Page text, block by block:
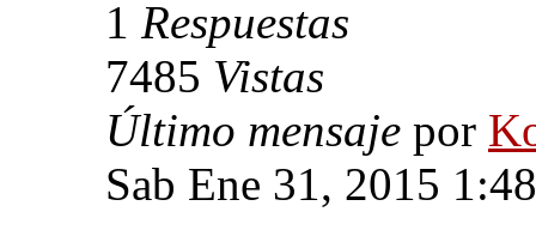
1 Respuestas
7485 Vistas
Último mensaje por
Sab Ene 31, 2015